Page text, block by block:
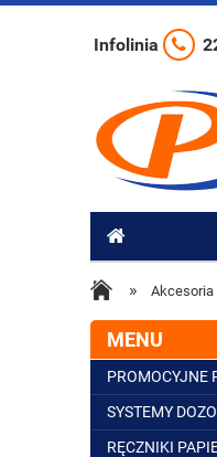
Infolinia
» Akcesoria
MENU
PROMOCYJNE
SYSTEMY
RĘCZNIKI